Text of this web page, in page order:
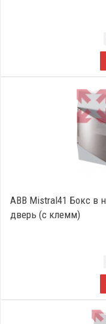
ABB Mistral41 Бокс в
дверь (c клемм)